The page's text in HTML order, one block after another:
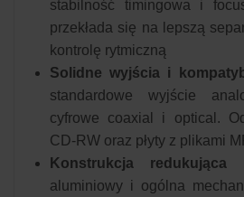
stabilność timingowa i
przekłada się na lepszą
kontrolę rytmiczną
Solidne wyjścia i
standardowe wyjście
cyfrowe coaxial i optical.
CD-RW oraz płyty z plikami
Konstrukcja redukująca
aluminiowy i ogólna